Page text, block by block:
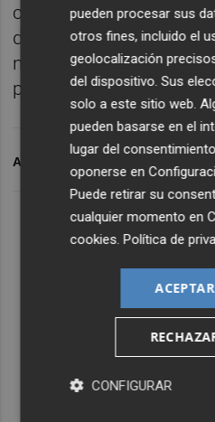
continua". Por ello,
del centro, "cambios en
nuevos espacios y más
prestar una asistencia
ARCHIVADO EN
pueden procesar sus
otros fines, incluido el
geolocalización
del dispositivo. Sus
solo a este sitio web.
pueden basarse en el
lugar del
oponerse en
Puede retirar su
cualquier momento en
cookies .Política de
CONFIGURAR